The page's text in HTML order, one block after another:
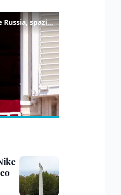
Il Papa: "Basta violenze in Ucraina e Russia, spazio a diplomazia"